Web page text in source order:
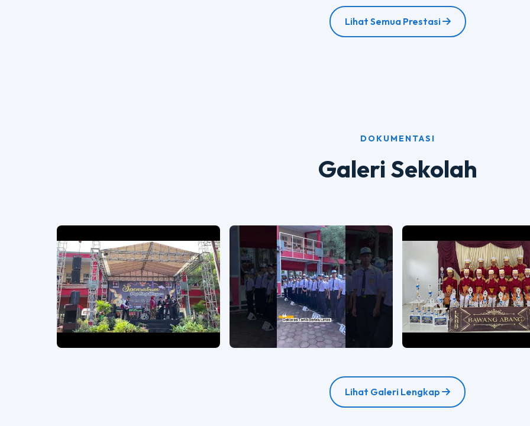
Lihat Semua Prestasi
DOKUMENTASI
Galeri Sekolah
Lihat Galeri Lengkap